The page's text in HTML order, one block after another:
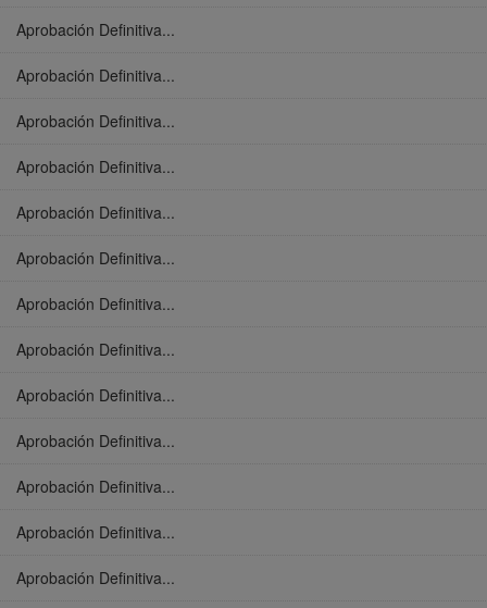
Aprobación Definitiva...
Aprobación Definitiva...
Aprobación Definitiva...
Aprobación Definitiva...
Aprobación Definitiva...
Aprobación Definitiva...
Aprobación Definitiva...
Aprobación Definitiva...
Aprobación Definitiva...
Aprobación Definitiva...
Aprobación Definitiva...
Aprobación Definitiva...
Aprobación Definitiva...